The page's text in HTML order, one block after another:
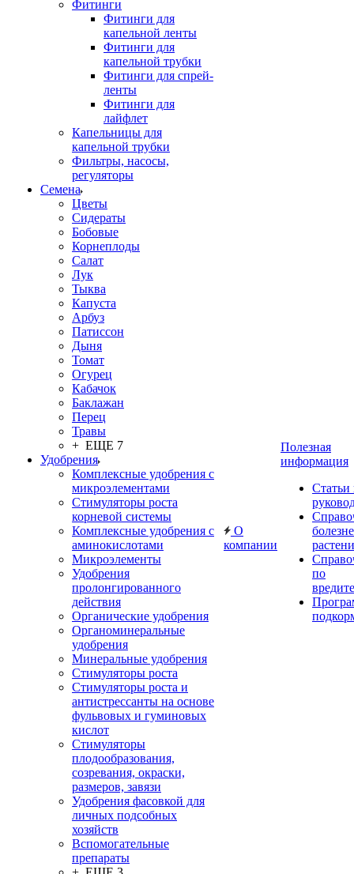
Фитинги
Фитинги для
капельной ленты
Фитинги для
капельной трубки
Фитинги для спрей-
ленты
Фитинги для
лайфлет
Капельницы для
капельной трубки
Фильтры, насосы,
регуляторы
Семена
Цветы
Сидераты
Бобовые
Корнеплоды
Салат
Лук
Тыква
Капуста
Арбуз
Патиссон
Дыня
Томат
Огурец
Кабачок
Баклажан
Перец
Травы
+ ЕЩЕ 7
Удобрения
Комплексные удобрения с
микроэлементами
Стимуляторы роста
корневой системы
Комплексные удобрения с
аминокислотами
Микроэлементы
Удобрения
пролонгированного
действия
Органические удобрения
Органоминеральные
удобрения
Минеральные удобрения
Стимуляторы роста
Стимуляторы роста и
антистрессанты на основе
фульвовых и гуминовых
кислот
Стимуляторы
плодообразования,
созревания, окраски,
размеров, завязи
Удобрения фасовкой для
личных подсобных
хозяйств
Вспомогательные
препараты
О
компании
Полезная
информация
Статьи
по